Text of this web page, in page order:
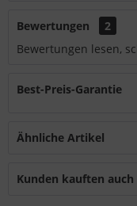
Bewertungen
2
Bewertungen lesen,
Best-Preis-Garantie
Ähnliche Artikel
Kunden kauften auch